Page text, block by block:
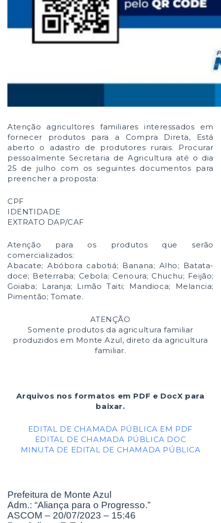
Atenção agricultores familiares interessados em
fornecer produtos para a Compra Direta, Está
aberto o adastro de produtores rurais. Procurar
pessoalmente Secretaria de Agricultura até o dia
25 de julho com os seguintes documentos para
preencher a proposta:
CPF
IDENTIDADE
EXTRATO DAP/CAF
Atenção para os produtos que serão
comercializados:
Abacate; Abóbora cabotiá; Banana; Alho; Batata-
doce; Beterraba; Cebola; Cenoura; Chuchu; Feijão;
Goiaba; Laranja; Limão Taiti; Mandioca; Melancia;
Pimentão; Tomate.
ATENÇÃO
Somente produtos da agricultura familiar
produzidos em Monte Azul, direto da agricultura
familiar.
Arquivos nos formatos em PDF e DocX para
baixar.
EDITAL DE CHAMADA PÚBLICA EM PDF
EDITAL DE CHAMADA PÚBLICA DOC
MINUTA DE EDITAL DE CHAMADA PÚBLICA
Prefeitura de Monte Azul
Adm.: “Aliança para o Progresso.”
ASCOM – 20/07/2023 – 15:46